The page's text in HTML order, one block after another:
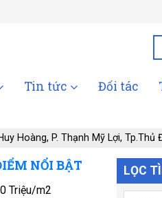
Tin tức Đối tác
Hoàng, P. Thạnh Mỹ Lợi, Tp.Thủ
NỔI BẬT
Triệu/m2
LỌC